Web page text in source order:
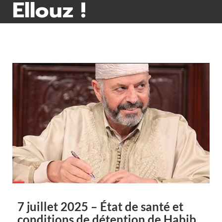
Ellouz !
7 juillet 2025 – État de santé et